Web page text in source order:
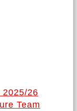
2025/26
Team